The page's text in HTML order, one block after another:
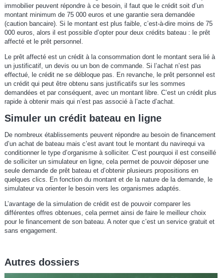
immobilier peuvent répondre à ce besoin, il faut que le crédit soit d’un
montant minimum de 75 000 euros et une garantie sera demandée
(caution bancaire). Si le montant est plus faible, c’est-à-dire moins de 75
000 euros, alors il est possible d’opter pour deux crédits bateau : le prêt
affecté et le prêt personnel.
Le prêt affecté est un crédit à la consommation dont le montant sera lié à
un justificatif, un devis ou un bon de commande. Si l’achat n’est pas
effectué, le crédit ne se débloque pas. En revanche, le prêt personnel est
un crédit qui peut être obtenu sans justificatifs sur les sommes
demandées et par conséquent, avec un montant libre. C’est un crédit plus
rapide à obtenir mais qui n’est pas associé à l’acte d’achat.
Simuler un crédit bateau en ligne
De nombreux établissements peuvent répondre au besoin de financement
d’un achat de bateau mais c’est avant tout le montant du navirequi va
conditionner le type d’organisme à solliciter. C’est pourquoi il est conseillé
de solliciter un simulateur en ligne, cela permet de pouvoir déposer une
seule demande de prêt bateau et d’obtenir plusieurs propositions en
quelques clics. En fonction du montant et de la nature de la demande, le
simulateur va orienter le besoin vers les organismes adaptés.
L’avantage de la simulation de crédit est de pouvoir comparer les
différentes offres obtenues, cela permet ainsi de faire le meilleur choix
pour le financement de son bateau. A noter que c’est un service gratuit et
sans engagement.
Autres dossiers